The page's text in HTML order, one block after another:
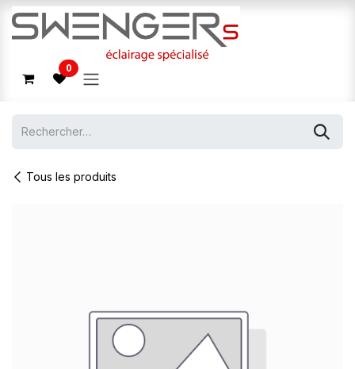
Se rendre au contenu
0
Tous les produits